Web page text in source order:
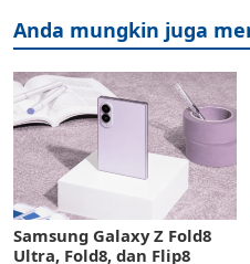
Anda mungkin juga
Samsung Galaxy Z Fold8
Ultra, Fold8, dan Flip8